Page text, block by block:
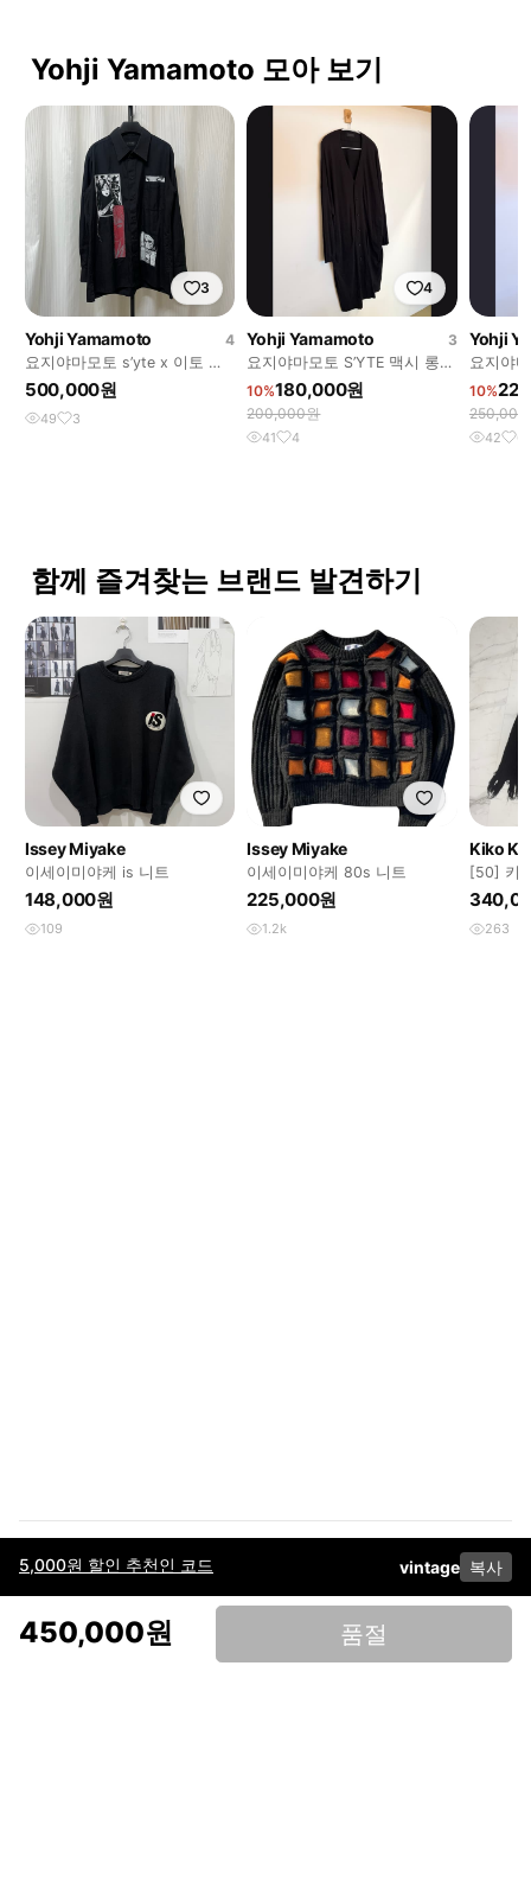
5,000원 할인 추천인 코드 vintage 복사
450,000원 품절
Yohji Yamamoto 모아 보기
3
Yohji Yamamoto
4
요지야마모토 s’yte x 이토 준
지 토미에 셔츠
500,000원
49 3
4
Yohji Yamamoto
3
요지야마모토 S’YTE 맥시 롱
가디건
10%180,000원
200,000원
41 4
Yohji
요지야
롱 가디
10%
250,000
42 6
함께 즐겨찾는 브랜드 발견하기
Issey Miyake
이세이미야케 is 니트
148,000원
109
Issey Miyake
이세이미야케 80s 니트
225,000원
1.2k
Kiko
[50] 키
트로이
263
이용약관고객센터판매개인정보 처리방침사업자 정보다운로드